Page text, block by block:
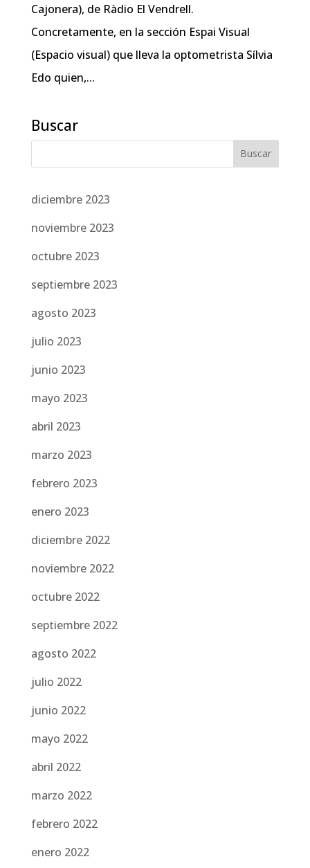
Cajonera), de Ràdio El Vendrell.
Concretamente, en la sección Espai Visual
(Espacio visual) que lleva la optometrista Sílvia
Edo quien,...
Buscar
diciembre 2023
noviembre 2023
octubre 2023
septiembre 2023
agosto 2023
julio 2023
junio 2023
mayo 2023
abril 2023
marzo 2023
febrero 2023
enero 2023
diciembre 2022
noviembre 2022
octubre 2022
septiembre 2022
agosto 2022
julio 2022
junio 2022
mayo 2022
abril 2022
marzo 2022
febrero 2022
enero 2022